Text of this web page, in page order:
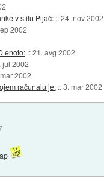
v stilu Pijač: ::24. nov 2002
2002
enoto: ::21. avg 2002
jul 2002
2002
računalu je: ::3. mar 2002